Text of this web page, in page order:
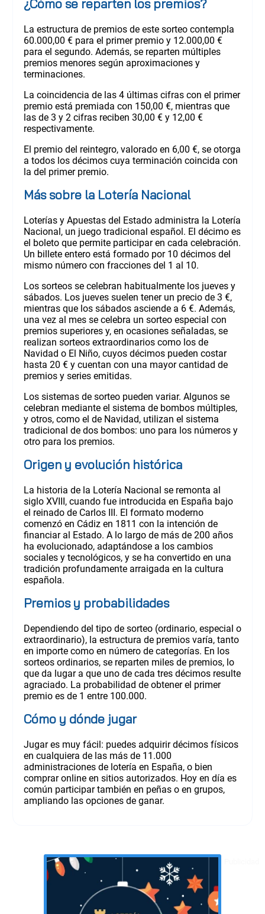
¿Cómo se reparten los premios?
La estructura de premios de este sorteo contempla
60.000,00 € para el primer premio y 12.000,00 €
para el segundo. Además, se reparten múltiples
premios menores según aproximaciones y
terminaciones.
La coincidencia de las 4 últimas cifras con el primer
premio está premiada con 150,00 €, mientras que
las de 3 y 2 cifras reciben 30,00 € y 12,00 €
respectivamente.
El premio del reintegro, valorado en 6,00 €, se otorga
a todos los décimos cuya terminación coincida con
la del primer premio.
Más sobre la Lotería Nacional
Loterías y Apuestas del Estado administra la Lotería
Nacional, un juego tradicional español. El décimo es
el boleto que permite participar en cada celebración.
Un billete entero está formado por 10 décimos del
mismo número con fracciones del 1 al 10.
Los sorteos se celebran habitualmente los jueves y
sábados. Los jueves suelen tener un precio de 3 €,
mientras que los sábados asciende a 6 €. Además,
una vez al mes se celebra un sorteo especial con
premios superiores y, en ocasiones señaladas, se
realizan sorteos extraordinarios como los de
Navidad o El Niño, cuyos décimos pueden costar
hasta 20 € y cuentan con una mayor cantidad de
premios y series emitidas.
Los sistemas de sorteo pueden variar. Algunos se
celebran mediante el sistema de bombos múltiples,
y otros, como el de Navidad, utilizan el sistema
tradicional de dos bombos: uno para los números y
otro para los premios.
Origen y evolución histórica
La historia de la Lotería Nacional se remonta al
siglo XVIII, cuando fue introducida en España bajo
el reinado de Carlos III. El formato moderno
comenzó en Cádiz en 1811 con la intención de
financiar al Estado. A lo largo de más de 200 años
ha evolucionado, adaptándose a los cambios
sociales y tecnológicos, y se ha convertido en una
tradición profundamente arraigada en la cultura
española.
Premios y probabilidades
Dependiendo del tipo de sorteo (ordinario, especial o
extraordinario), la estructura de premios varía, tanto
en importe como en número de categorías. En los
sorteos ordinarios, se reparten miles de premios, lo
que da lugar a que uno de cada tres décimos resulte
agraciado. La probabilidad de obtener el primer
premio es de 1 entre 100.000.
Cómo y dónde jugar
Jugar es muy fácil: puedes adquirir décimos físicos
en cualquiera de las más de 11.000
administraciones de lotería en España, o bien
comprar online en sitios autorizados. Hoy en día es
común participar también en peñas o en grupos,
ampliando las opciones de ganar.